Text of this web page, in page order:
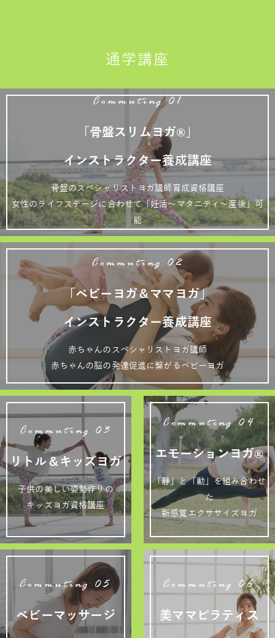
通学講座
Commuting 01
「骨盤スリムヨガ®」
インストラクター養成講座
骨盤のスペシャリストヨガ講師育成資格講座
女性のライフステージに合わせて「妊活～マタニティ～産後」可
能
Commuting 02
「ベビーヨガ＆ママヨガ」
インストラクター養成講座
赤ちゃんのスペシャリストヨガ講師
赤ちゃんの脳の発達促進に繋がるベビーヨガ
Commuting 03
リトル＆キッズヨガ
子供の美しい姿勢作りの
キッズヨガ資格講座
Commuting 04
エモーションヨガ®
「静」と「動」を組み合わせ
た
新感覚エクササイズヨガ
Commuting 05
ベビーマッサージ
Commuting 06
美ママピラティス